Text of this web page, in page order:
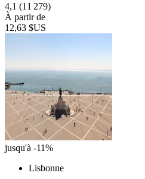
4,1 (11 279)
À partir de
12,63 $US
jusqu'à -11%
Lisbonne